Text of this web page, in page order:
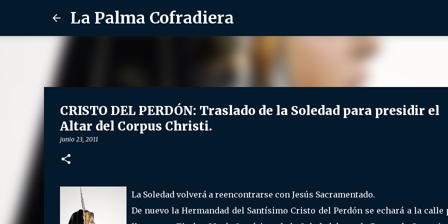
La Palma Cofradiera
CRISTO DEL PERDÓN: Traslado de la Soledad para presidir el
Altar del Corpus Christi.
junio 23, 2011
La Soledad volverá a reencontrarse con Jesús Sacramentado.
De nuevo la Hermandad del Santísimo Cristo del Perdón se echará a la calle